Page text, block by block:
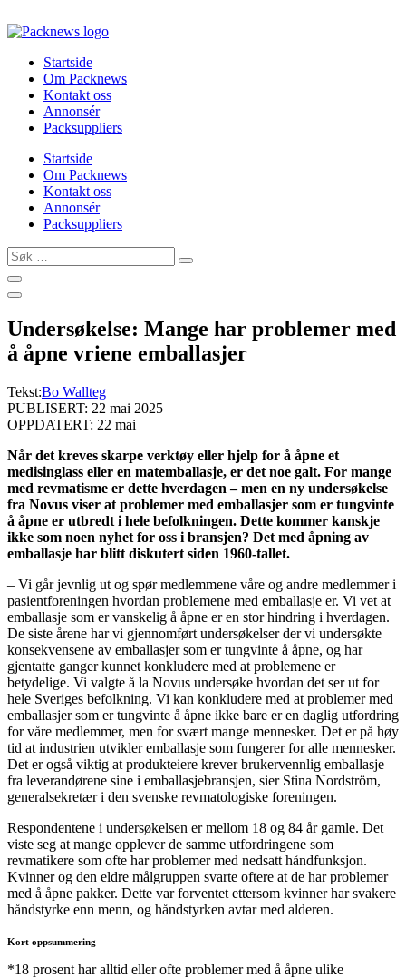
to
Startside
Om Packnews
Kontakt oss
Annonsér
Packsuppliers
Startside
Om Packnews
Kontakt oss
Annonsér
Packsuppliers
Søk
…
Undersøkelse: Mange har problemer med
å åpne vriene emballasjer
Tekst:Bo Wallteg
PUBLISERT: 22 mai 2025
OPPDATERT: 22 mai
Når det kreves skarpe verktøy eller hjelp for å åpne et
medisinglass eller en matemballasje, er det noe galt. For mange
med revmatisme er dette hverdagen – men en ny undersøkelse
fra Novus viser at problemer med emballasjer som er tungvinte
å åpne er utbredt i hele befolkningen. Dette kommer kanskje
ikke som noen nyhet for oss i bransjen? Det med åpning av
emballasje har blitt diskutert siden 1960-tallet.
– Vi går jevnlig ut og spør medlemmene våre og andre medlemmer i
pasientforeningen hvordan problemene med emballasje er. Vi vet at
emballasje som er vanskelig å åpne er en stor hindring i hverdagen.
De siste årene har vi gjennomført undersøkelser der vi undersøkte
konsekvensene av emballasjer som er tungvinte å åpne, og har
gjentatte ganger kunnet konkludere med at problemene er
betydelige. Vi valgte å la Novus undersøke hvordan det ser ut for
hele Sveriges befolkning. Vi kan konkludere med at problemer med
emballasjer som er tungvinte å åpne ikke bare er en daglig utfordring
for våre medlemmer, men for svært mange mennesker. Det er på høy
tid at industrien utvikler emballasje som fungerer for alle mennesker.
Det er også viktig at produkteiere krever brukervennlig emballasje
fra leverandørene sine i emballasjebransjen, sier Stina Nordström,
generalsekretær i den svenske revmatologiske foreningen.
Respondentene i undersøkelsen er mellom 18 og 84 år gamle. Det
viste seg at mange opplever de samme utfordringene som
revmatikere som ofte har problemer med nedsatt håndfunksjon.
Kvinner og den eldre målgruppen svarte oftere at de har problemer
med å åpne pakker. Dette var forventet ettersom kvinner har svakere
håndstyrke enn menn, og håndstyrken avtar med alderen.
Kort oppsummering
*18 prosent har alltid eller ofte problemer med å åpne ulike